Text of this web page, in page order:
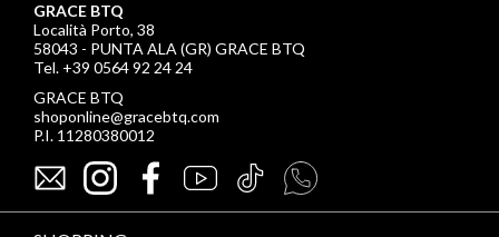
GRACE BTQ
Località Porto, 38
58043 - PUNTA ALA (GR) GRACE BTQ
Tel. +39 0564 92 24 24
GRACE BTQ
shoponline@gracebtq.com
P.I. 11280380012